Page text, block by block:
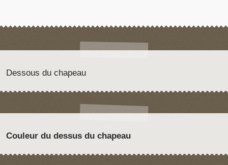
Dessous du chapeau
Couleur du dessus du chapeau